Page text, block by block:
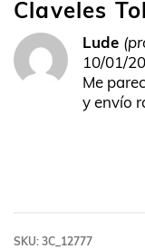
Claveles
Lude
10/01/
Me
y envío
SKU: 3C_12777